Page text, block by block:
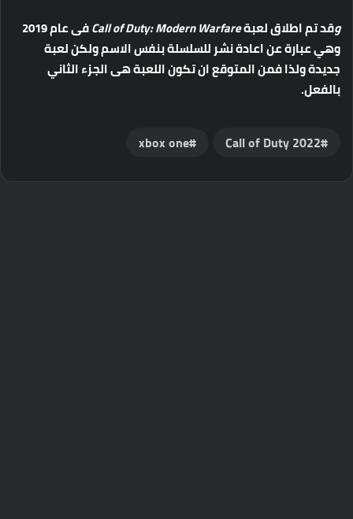
وقد تم اطلاق لعبةCall of Duty: Modern Warfare
فى عام 2019
وهي عبارة عن اعادة نشر للسلسلة بنفس الاسم ولكن لعبة
جديدة ولذا فمن المتوقع ان تكون اللعبة هى الجزء الثاني
بالفعل.
Call of Duty 2022
xbox one